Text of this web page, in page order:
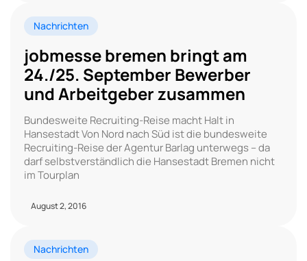
Nachrichten
jobmesse bremen bringt am
24./25. September Bewerber
und Arbeitgeber zusammen
Bundesweite Recruiting-Reise macht Halt in
Hansestadt Von Nord nach Süd ist die bundesweite
Recruiting-Reise der Agentur Barlag unterwegs – da
darf selbstverständlich die Hansestadt Bremen nicht
im Tourplan
August 2, 2016
Nachrichten